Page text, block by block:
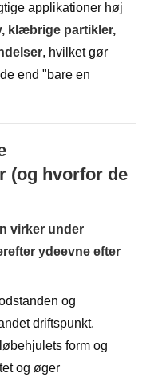
applikationer høj
klæbrige partikler,
, hvilket gør
end "bare en
(og hvorfor de
virker under
ydeevne efter
og
driftspunkt.
form og
og øger